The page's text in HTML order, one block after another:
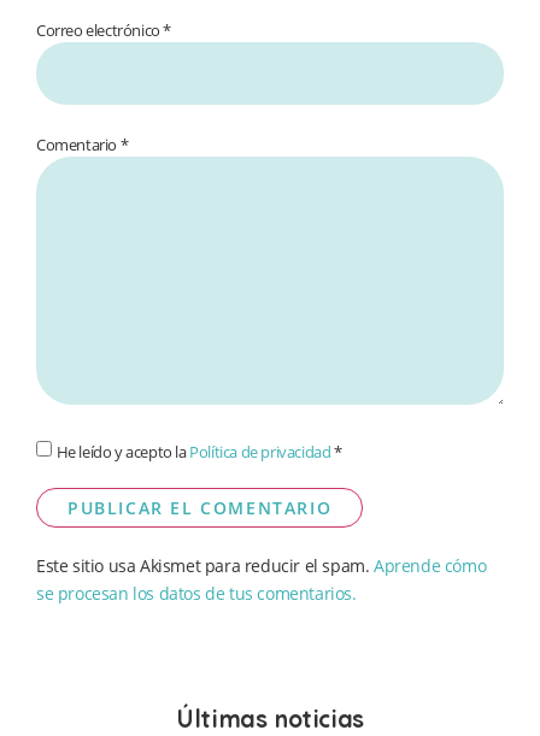
Correo electrónico *
Comentario *
He leído y acepto laPolítica de privacidad*
Este sitio usa Akismet para reducir el spam.Aprende cómo
se procesan los datos de tus comentarios.
Últimas noticias